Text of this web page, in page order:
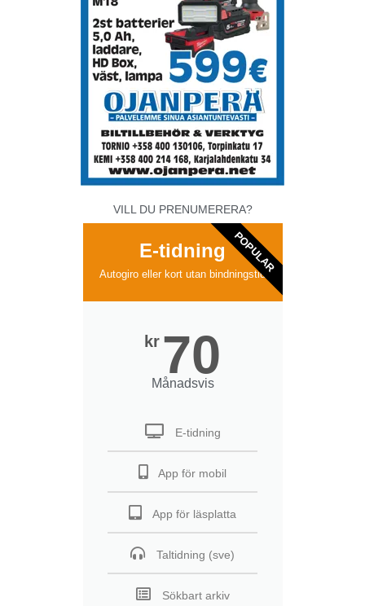
VILL DU PRENUMERERA?
E-tidning
Autogiro eller kort utan bindningstid
kr 70
Månadsvis
E-tidning
App för mobil
App för läsplatta
Taltidning (sve)
Sökbart arkiv
POPULAR